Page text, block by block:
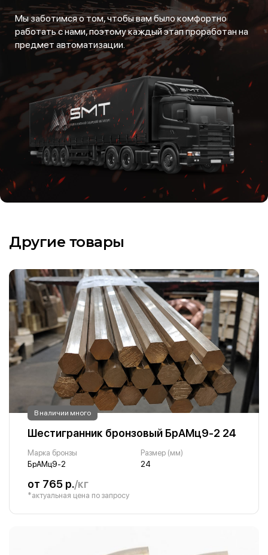
Мы заботимся о том, чтобы вам было комфортно
работать с нами, поэтому каждый этап проработан на
предмет автоматизации.
Другие товары
В наличии много
Шестигранник бронзовый БрАМц9-2 24
Марка бронзы
БрАМц9-2
Размер (мм)
24
от 765 р./кг
*актуальная цена по запросу